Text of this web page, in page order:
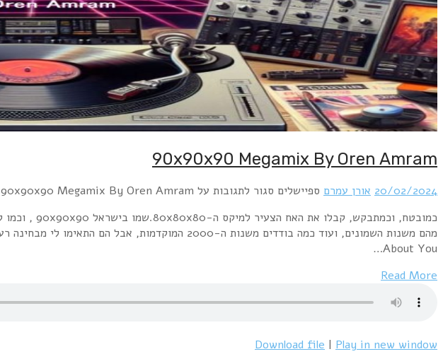
90x90x90 Megamix By Oren Amram
20/02/2024 אורן עמרם ספיישלים סגור לתגובות על 90x90x90 Megamix By Oren Amram
About You…
Read More
Download file | Play in new window